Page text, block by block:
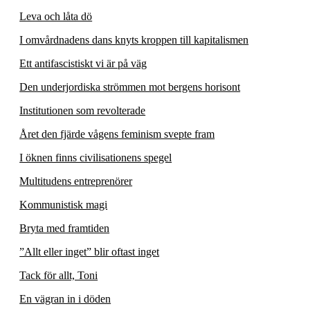
Leva och låta dö
I omvårdnadens dans knyts kroppen till kapitalismen
Ett antifascistiskt vi är på väg
Den underjordiska strömmen mot bergens horisont
Institutionen som revolterade
Året den fjärde vågens feminism svepte fram
I öknen finns civilisationens spegel
Multitudens entreprenörer
Kommunistisk magi
Bryta med framtiden
”Allt eller inget” blir oftast inget
Tack för allt, Toni
En vägran in i döden